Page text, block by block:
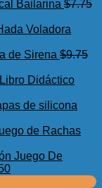
$11.99.era:
es:
Bailarina $7.75
Voladora
de Sirena $9.75
Libro Didáctico
de silicona
de Rachas
Juego De
El